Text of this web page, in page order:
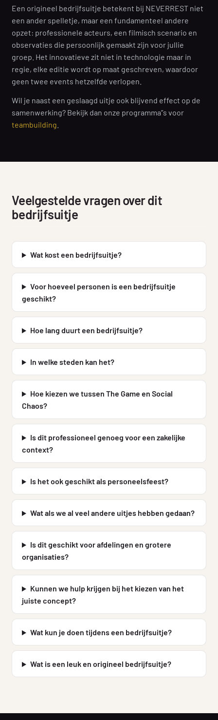
Een origineel bedrijfsuitje betekent bij NEVERREST niet
een ander spelletje, maar een fundamenteel andere
opzet: professionele acteurs, een filmisch scenario en
observaties die persoonlijk gemaakt zijn voor jullie
groep. Het innovatieve zit niet in technologie maar in
regie, elke editie wordt op maat geschreven, waardoor
geen twee events hetzelfde verlopen.
Wil je naast een geslaagd uitje ook blijvend effect op de
samenwerking? Bekijk dan onze programma”s voor
teambuilding
Veelgestelde vragen over dit
bedrijfsuitje
Wat kost een bedrijfsuitje?
Voor hoeveel personen is een bedrijfsuitje
geschikt?
Hoe lang duurt een bedrijfsuitje?
In welke steden kan het?
Hoe kiezen we tussen The Game en Social
Chaos?
Is dit professioneel genoeg voor een zakelijke
context?
Is het ook geschikt als personeelsfeest?
Wat als we al veel andere uitjes hebben gedaan?
Is dit geschikt voor afdelingen en grotere
organisaties?
Kunnen we hulp krijgen bij het kiezen van het
juiste concept?
Wat kun je doen tijdens een bedrijfsuitje?
Wat is een leuk en origineel bedrijfsuitje?